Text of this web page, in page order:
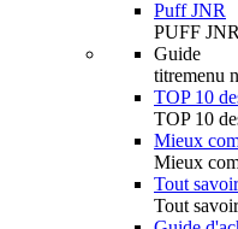
Puff JNR
PUFF JNR
Guide
titremenu
TOP 10
TOP 10
Mieux
Mieux
Tout
Tout